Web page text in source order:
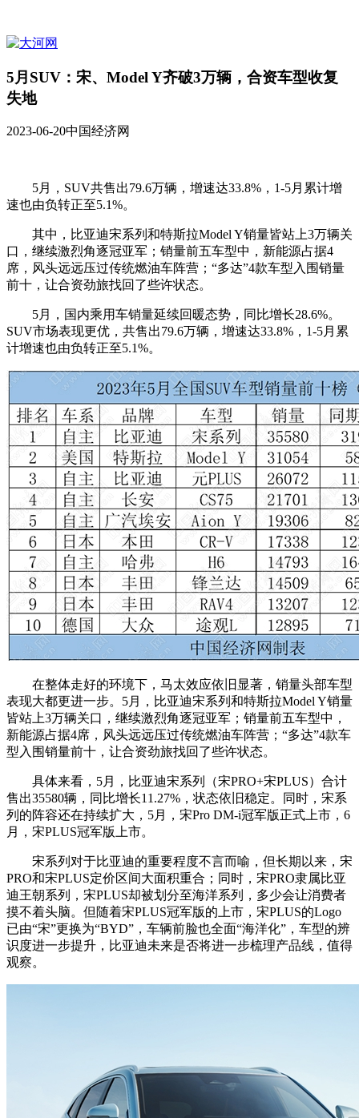
5月SUV：宋、Model Y齐破3万辆，合资车型收复
失地
2023-06-20中国经济网
5月，SUV共售出79.6万辆，增速达33.8%，1-5月累计增
速也由负转正至5.1%。
其中，比亚迪宋系列和特斯拉Model Y销量皆站上3万辆关
口，继续激烈角逐冠亚军；销量前五车型中，新能源占据4
席，风头远远压过传统燃油车阵营；“多达”4款车型入围销量
前十，让合资劲旅找回了些许状态。
5月，国内乘用车销量延续回暖态势，同比增长28.6%。
SUV市场表现更优，共售出79.6万辆，增速达33.8%，1-5月累
计增速也由负转正至5.1%。
在整体走好的环境下，马太效应依旧显著，销量头部车型
表现大都更进一步。5月，比亚迪宋系列和特斯拉Model Y销量
皆站上3万辆关口，继续激烈角逐冠亚军；销量前五车型中，
新能源占据4席，风头远远压过传统燃油车阵营；“多达”4款车
型入围销量前十，让合资劲旅找回了些许状态。
具体来看，5月，比亚迪宋系列（宋PRO+宋PLUS）合计
售出35580辆，同比增长11.27%，状态依旧稳定。同时，宋系
列的阵容还在持续扩大，5月，宋Pro DM-i冠军版正式上市，6
月，宋PLUS冠军版上市。
宋系列对于比亚迪的重要程度不言而喻，但长期以来，宋
PRO和宋PLUS定价区间大面积重合；同时，宋PRO隶属比亚
迪王朝系列，宋PLUS却被划分至海洋系列，多少会让消费者
摸不着头脑。但随着宋PLUS冠军版的上市，宋PLUS的Logo
已由“宋”更换为“BYD”，车辆前脸也全面“海洋化”，车型的辨
识度进一步提升，比亚迪未来是否将进一步梳理产品线，值得
观察。